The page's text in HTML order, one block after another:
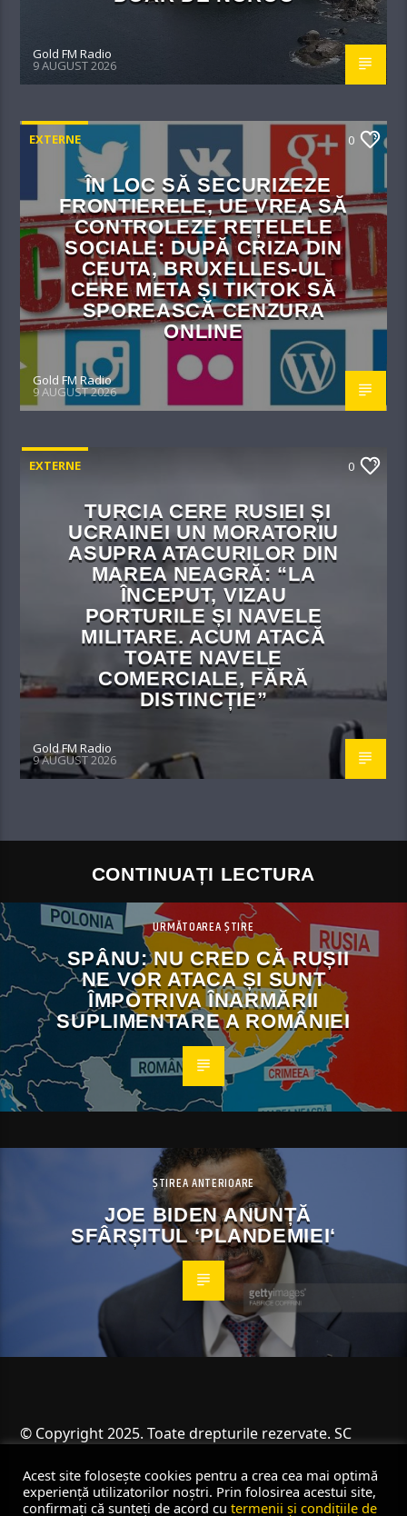
Gold FM Radio
9 AUGUST 2026
EXTERNE 0
ÎN LOC SĂ SECURIZEZE
FRONTIERELE, UE VREA SĂ
CONTROLEZE REȚELELE
SOCIALE: DUPĂ CRIZA DIN
CEUTA, BRUXELLES-UL
CERE META ȘI TIKTOK SĂ
SPOREASCĂ CENZURA
ONLINE
Gold FM Radio
9 AUGUST 2026
EXTERNE 0
TURCIA CERE RUSIEI ȘI
UCRAINEI UN MORATORIU
ASUPRA ATACURILOR DIN
MAREA NEAGRĂ: “LA
ÎNCEPUT, VIZAU
PORTURILE ȘI NAVELE
MILITARE. ACUM ATACĂ
TOATE NAVELE
COMERCIALE, FĂRĂ
DISTINCȚIE”
Gold FM Radio
9 AUGUST 2026
CONTINUAȚI LECTURA
URMĂTOAREA ȘTIRE
SPÂNU: NU CRED CĂ RUȘII
NE VOR ATACA ȘI SUNT
ÎMPOTRIVA ÎNARMĂRII
SUPLIMENTARE A ROMÂNIEI
ȘTIREA ANTERIOARE
JOE BIDEN ANUNȚĂ
SFÂRȘITUL ‘PLANDEMIEI‘
© Copyright 2025. Toate drepturile rezervate. SC
Acest site folosește cookies pentru a crea cea mai optimă
experiență utilizatorilor noștri. Prin folosirea acestui site,
confirmați că sunteți de acord cu termenii și condițiile de